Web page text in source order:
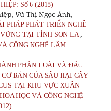
Số 6 (2018)
Vũ Thị Ngọc Ánh,
PHÁP PHÁT TRIỂN NGHỀ
TẠI TỈNH SƠN LA ,
CÔNG NGHỆ LÂM
PHẦN LOÀI VÀ ĐẶC
BẢN CỦA SÂU HẠI CÂY
TẠI KHU VỰC XUÂN
HỌC VÀ CÔNG NGHỆ